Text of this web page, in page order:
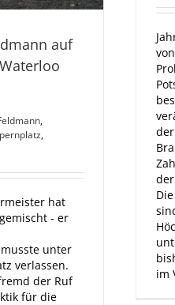
auf
,
,
hat
- er
unter
verlassen.
der Ruf
für die
im